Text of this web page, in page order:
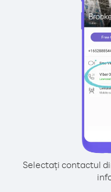
Selectați contactul